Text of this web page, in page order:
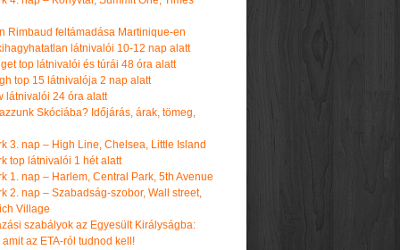
Rimbaud feltámadása Martinique-en
látnivalói 10-12 nap alatt
top látnivalói és túrái 48 óra alatt
top 15 látnivalója 2 nap alatt
látnivalói 24 óra alatt
Skóciába? Időjárás, árak, tömeg,
3. nap – High Line, Chelsea, Little Island
top látnivalói 1 hét alatt
1. nap – Harlem, Central Park, 5th Avenue
2. nap – Szabadság-szobor, Wall street,
Village
szabályok az Egyesült Királyságba:
amit az ETA-ról tudnod kell!